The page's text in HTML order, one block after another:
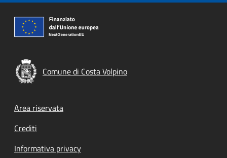
Comune di Costa Volpino
Footer menu
Area riservata
Crediti
Informativa privacy